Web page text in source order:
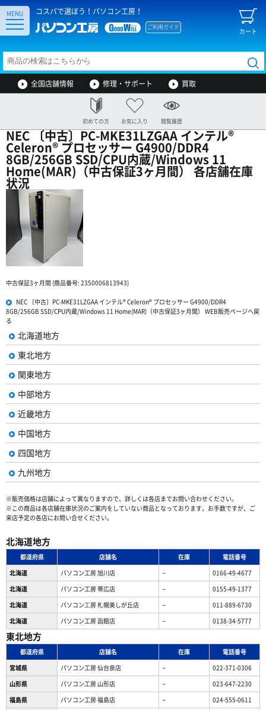
コスパで選ぼう！パソコン工房！
カート
ご利用ガイド
MENU
全国店舗情報 修理・サポート 買取
初めての方 お気に入り 閲覧履歴
NEC 〔中古〕PC-MKE31LZGAA インテル®
Celeron® プロセッサー G4900/DDR4
8GB/256GB SSD/CPU内蔵/Windows 11
Home(MAR)（中古保証3ヶ月間） 各店舗在庫
状況
中古保証3ヶ月間 (商品番号: 2350006813943)
NEC 〔中古〕PC-MKE31LZGAA インテル® Celeron® プロセッサー G4900/DDR4
8GB/256GB SSD/CPU内蔵/Windows 11 Home(MAR)（中古保証3ヶ月間） WEB販売ページへ戻
る
北海道地方
東北地方
関東地方
中部地方
近畿地方
中国地方
四国地方
九州地方
※販売価格は店舗によって異なりますので、詳しくは各店までお問い合わせください。
※この商品は各店舗在庫状況のご案内をしていない商品となっております。お手数ですが、ご
来店予定の各店にお問い合せください。
北海道地方
都道府県 店舗名 在庫
電話番号
北海道
パソコン工房 旭川店 −
0166-49-4677
北海道
パソコン工房 帯広店 −
0155-49-1377
北海道
パソコン⼯房 札幌美しが丘店 −
011-889-6730
北海道
パソコン工房 函館店 − 0138-34-5777
東北地方
都道府県 店舗名 在庫
電話番号
宮城県
パソコン工房 仙台泉店 −
022-371-0306
山形県
パソコン工房 山形店 −
023-647-2230
福島県
パソコン工房 福島店 −
024-555-0611